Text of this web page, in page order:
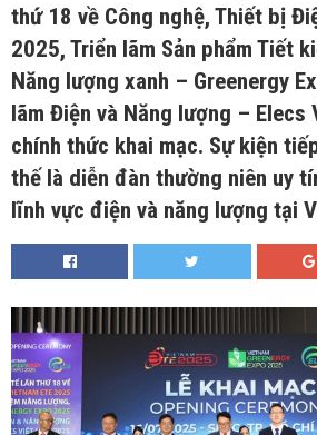
thứ 18 về Công nghệ, Thiết bị
2025, Triển lãm Sản phẩm Tiết
Năng lượng xanh – Greenergy
lãm Điện và Năng lượng – Elecs
chính thức khai mạc. Sự kiện
thế là diễn đàn thường niên uy
lĩnh vực điện và năng lượng tại